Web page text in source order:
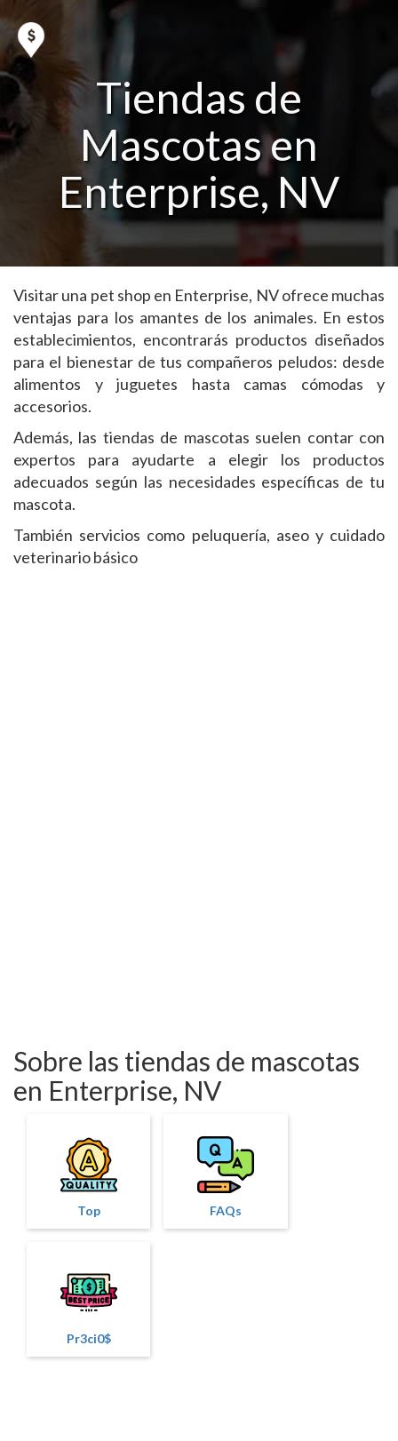
Tiendas de
Mascotas en
Enterprise, NV
Visitar una pet shop en Enterprise, NV ofrece muchas
ventajas para los amantes de los animales. En estos
establecimientos, encontrarás productos diseñados
para el bienestar de tus compañeros peludos: desde
alimentos y juguetes hasta camas cómodas y
accesorios.
Además, las tiendas de mascotas suelen contar con
expertos para ayudarte a elegir los productos
adecuados según las necesidades específicas de tu
mascota.
También servicios como peluquería, aseo y cuidado
veterinario básico
Sobre las tiendas de mascotas
en Enterprise, NV
Top FAQs
Pr3ci0$